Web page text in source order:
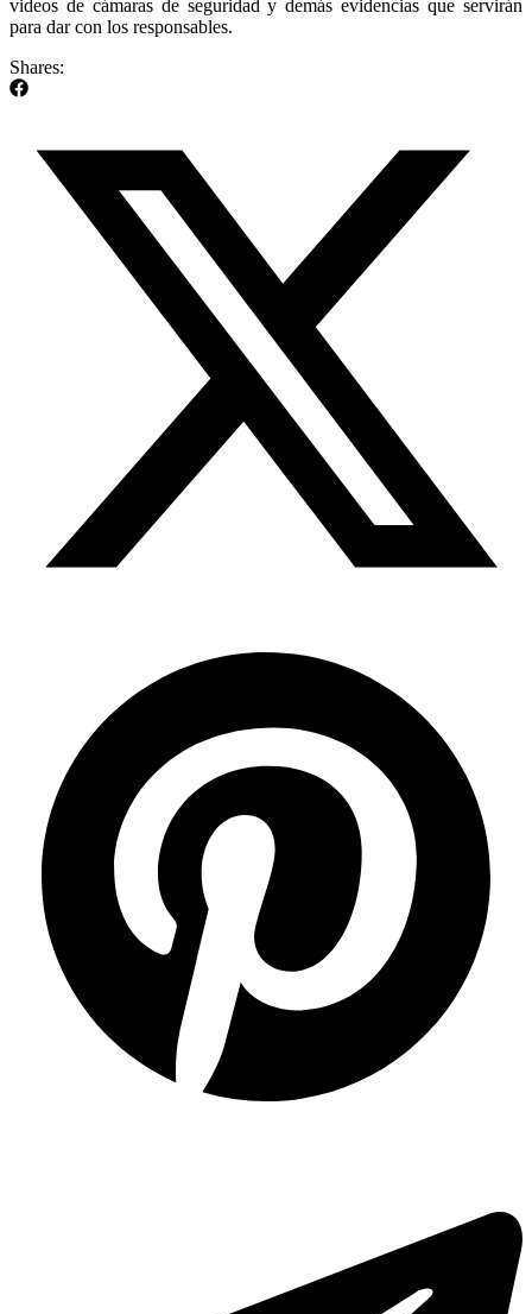
videos de cámaras de seguridad y demás evidencias que servirán
para dar con los responsables.
Shares: